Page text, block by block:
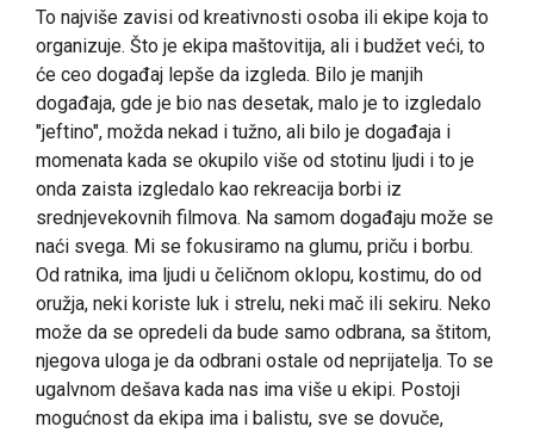
To najviše zavisi od kreativnosti osoba ili ekipe koja to
organizuje. Što je ekipa maštovitija, ali i budžet veći, to
će ceo događaj lepše da izgleda. Bilo je manjih
događaja, gde je bio nas desetak, malo je to izgledalo
"jeftino", možda nekad i tužno, ali bilo je događaja i
momenata kada se okupilo više od stotinu ljudi i to je
onda zaista izgledalo kao rekreacija borbi iz
srednjevekovnih filmova. Na samom događaju može se
naći svega. Mi se fokusiramo na glumu, priču i borbu.
Od ratnika, ima ljudi u čeličnom oklopu, kostimu, do od
oružja, neki koriste luk i strelu, neki mač ili sekiru. Neko
može da se opredeli da bude samo odbrana, sa štitom,
njegova uloga je da odbrani ostale od neprijatelja. To se
ugalvnom dešava kada nas ima više u ekipi. Postoji
mogućnost da ekipa ima i balistu, sve se dovuče,